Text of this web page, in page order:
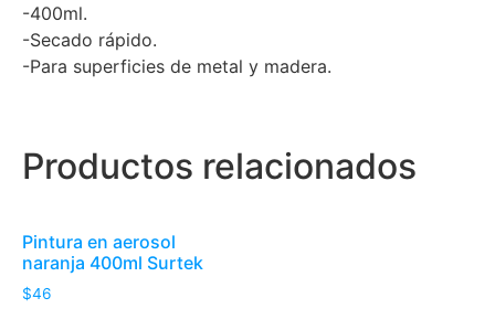
-400ml.
-Secado rápido.
-Para superficies de metal y madera.
Productos relacionados
Pintura en aerosol
naranja 400ml Surtek
$46